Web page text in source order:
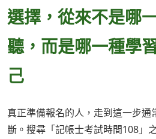
選擇，從來不是哪
聽，而是哪一種學
己
真正準備報名的人，走到這一步通
斷。搜尋「記帳士考試時間108」